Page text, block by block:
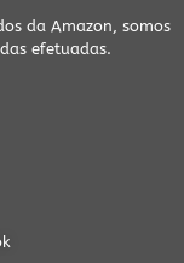
da Amazon, somos
efetuadas.